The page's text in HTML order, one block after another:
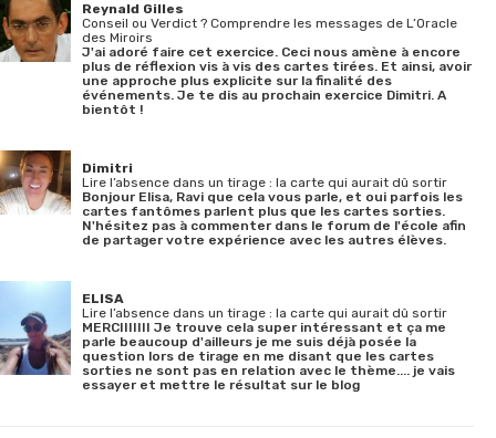
Reynald Gilles
Conseil ou Verdict ? Comprendre les messages de L’Oracle
des Miroirs
J'ai adoré faire cet exercice. Ceci nous amène à encore
plus de réflexion vis à vis des cartes tirées. Et ainsi, avoir
une approche plus explicite sur la finalité des
événements. Je te dis au prochain exercice Dimitri. A
bientôt !
Dimitri
Lire l’absence dans un tirage : la carte qui aurait dû sortir
Bonjour Elisa, Ravi que cela vous parle, et oui parfois les
cartes fantômes parlent plus que les cartes sorties.
N'hésitez pas à commenter dans le forum de l'école afin
de partager votre expérience avec les autres élèves.
ELISA
Lire l’absence dans un tirage : la carte qui aurait dû sortir
MERCIIIIIII Je trouve cela super intéressant et ça me
parle beaucoup d'ailleurs je me suis déjà posée la
question lors de tirage en me disant que les cartes
sorties ne sont pas en relation avec le thème.... je vais
essayer et mettre le résultat sur le blog